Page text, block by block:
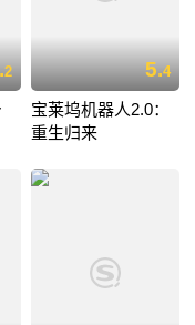
2 5.4
宝莱坞机器人2.0：
重生归来